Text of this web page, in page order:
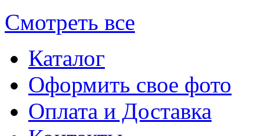
Смотреть все
Каталог
Оформить свое фото
Оплата и Доставка